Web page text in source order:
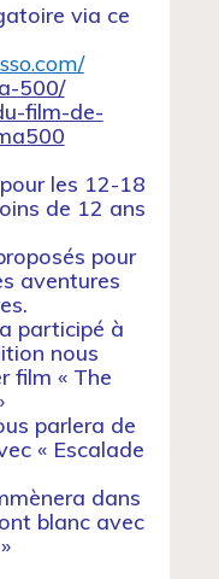
via ce
500/
film-de-
les 12-18
de 12 ans
pour
aventures
participé à
nous
film « The
parlera de
« Escalade
dans
blanc avec